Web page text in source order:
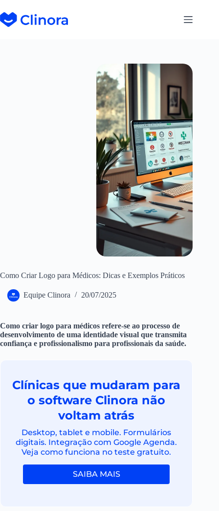
Como Criar Logo para Médicos: Dicas e Exemplos Práticos
Equipe Clinora 20/07/2025
Como criar logo para médicos refere-se ao processo de
desenvolvimento de uma identidade visual que transmita
confiança e profissionalismo para profissionais da saúde.
Clínicas que mudaram para
o software Clinora não
voltam atrás
Desktop, tablet e mobile. Formulários
digitais. Integração com Google Agenda.
Veja como funciona no teste gratuito.
SAIBA MAIS